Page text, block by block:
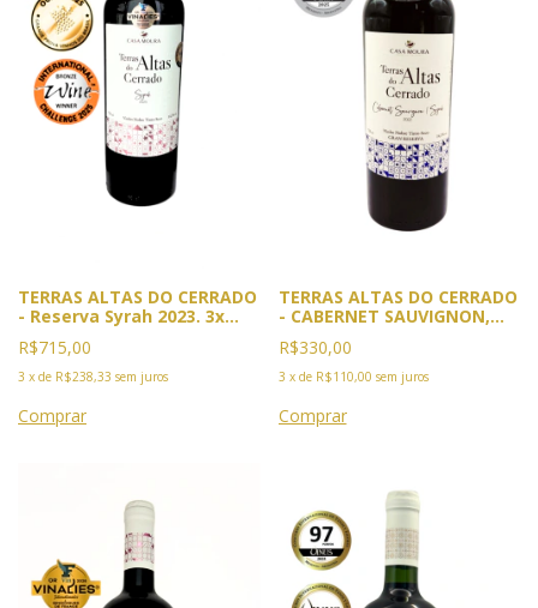
TERRAS ALTAS DO CERRADO
- Reserva Syrah 2023. 3x
Vinalies, Cannes, França e
GPVB, Rio. Bronze IWC
R$715,00
3 x de R$238,33 sem juros
TERRAS ALTAS DO CERRADO
- CABERNET SAUVIGNON,
SYRAH, MALBEC E PINOT
NOIR. Safra 2022. Premiado:
VINUS 2025. Medalha de
R$330,00
3 x de R$110,00 sem juros